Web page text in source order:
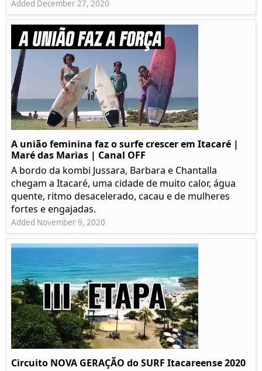
Added December 27, 2020
A união feminina faz o surfe crescer em Itacaré |
Maré das Marias | Canal OFF
A bordo da kombi Jussara, Barbara e Chantalla
chegam a Itacaré, uma cidade de muito calor, água
quente, ritmo desacelerado, cacau e de mulheres
fortes e engajadas.
Added November 9, 2020
Circuito NOVA GERAÇÃO do SURF Itacareense 2020